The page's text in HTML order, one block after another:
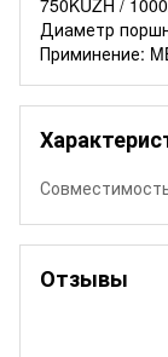
Диаметр
Приминение:
Отзывы